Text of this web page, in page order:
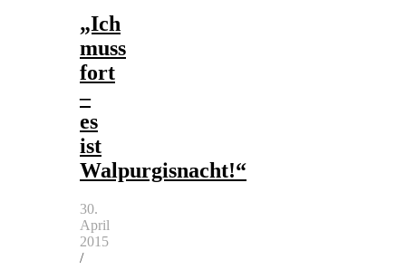
„Ich
muss
fort
–
es
ist
Walpurgisnacht!“
30.
April
2015
/